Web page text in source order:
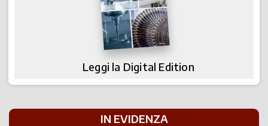
Leggi la Digital Edition
IN EVIDENZA